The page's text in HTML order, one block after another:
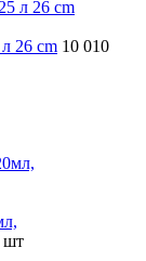
26 cm 10 010
шт